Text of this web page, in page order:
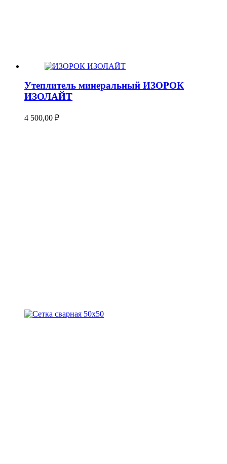
Утеплитель минеральный ИЗОРОК
ИЗОЛАЙТ
4 500,00 ₽